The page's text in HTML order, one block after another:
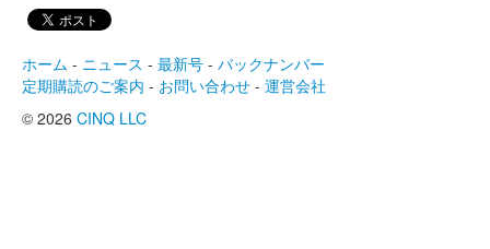
ホーム - ニュース - 最新号 - バックナンバー
定期購読のご案内 - お問い合わせ - 運営会社
© 2026 CINQ LLC